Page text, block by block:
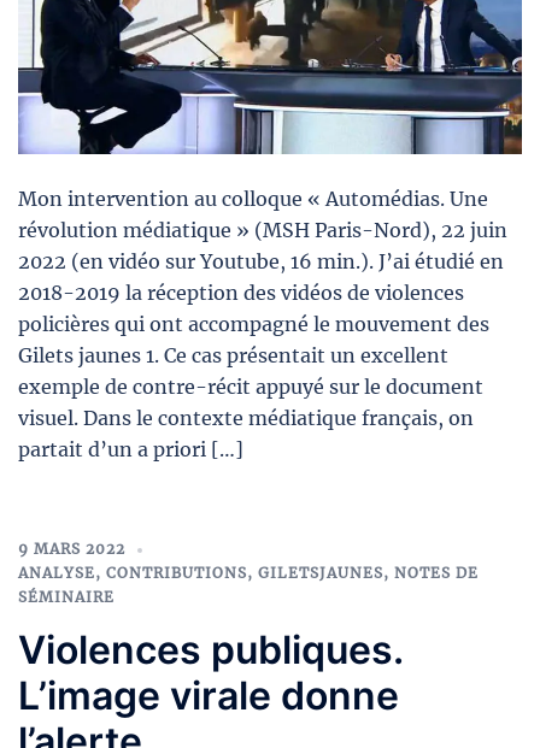
Mon intervention au colloque « Automédias. Une
révolution médiatique » (MSH Paris-Nord), 22 juin
2022 (en vidéo sur Youtube, 16 min.). J’ai étudié en
2018-2019 la réception des vidéos de violences
policières qui ont accompagné le mouvement des
Gilets jaunes 1. Ce cas présentait un excellent
exemple de contre-récit appuyé sur le document
visuel. Dans le contexte médiatique français, on
partait d’un a priori […]
9 MARS 2022
ANALYSE, CONTRIBUTIONS, GILETSJAUNES, NOTES DE
SÉMINAIRE
Violences publiques.
L’image virale donne